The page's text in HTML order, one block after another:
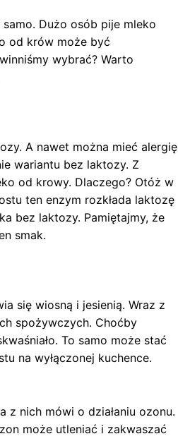
Dużo osób pije mleko
od krów może być
wybrać? Warto
A nawet można mieć alergię
wariantu bez laktozy. Z
od krowy. Dlaczego? Otóż w
ten enzym rozkłada laktozę
bez laktozy. Pamiętajmy, że
smak.
się wiosną i jesienią. Wraz z
spożywczych. Choćby
To samo może stać
na wyłączonej kuchence.
z nich mówi o działaniu ozonu.
może utleniać i zakwaszać